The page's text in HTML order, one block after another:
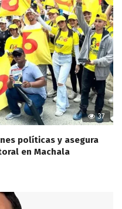
37
políticas y asegura
en Machala